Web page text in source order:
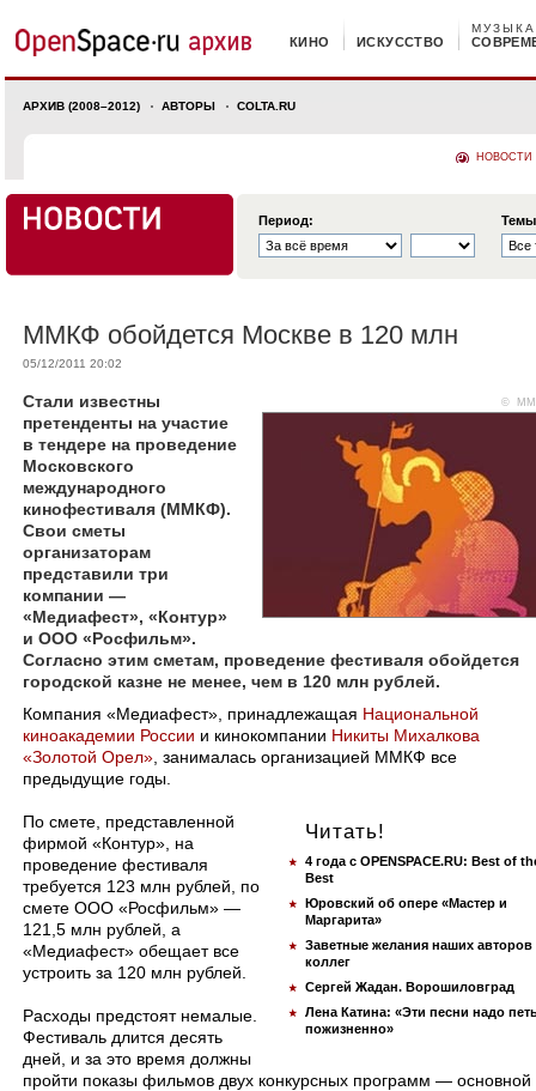
КИНО ИСКУССТВО
МУЗЫКА
АРХИВ (2008–2012) АВТОРЫ COLTA.RU
НОВОСТИ
Период:
ММКФ обойдется Москве в 120 млн
05/12/2011 20:02
©
Стали известны
претенденты на участие
в тендере на проведение
Московского
международного
кинофестиваля (ММКФ).
Свои сметы
организаторам
представили три
компании —
«Медиафест», «Контур»
и ООО «Росфильм».
Согласно этим сметам, проведение фестиваля обойдется
городской казне не менее, чем в 120 млн рублей.
Компания «Медиафест», принадлежащая Национальной
киноакадемии России и кинокомпании Никиты Михалкова
«Золотой Орел» , занималась организацией ММКФ все
предыдущие годы.
Читать!
4 года с OPENSPACE.RU: Best of
Best
Юровский об опере «Мастер и
Маргарита»
Заветные желания наших авторов
коллег
Сергей Жадан. Ворошиловград
Лена Катина: «Эти песни надо
пожизненно»
По смете, представленной
фирмой «Контур», на
проведение фестиваля
требуется 123 млн рублей, по
смете ООО «Росфильм» —
121,5 млн рублей, а
«Медиафест» обещает все
устроить за 120 млн рублей.
Расходы предстоят немалые.
Фестиваль длится десять
дней, и за это время должны
пройти показы фильмов двух конкурсных программ — основной